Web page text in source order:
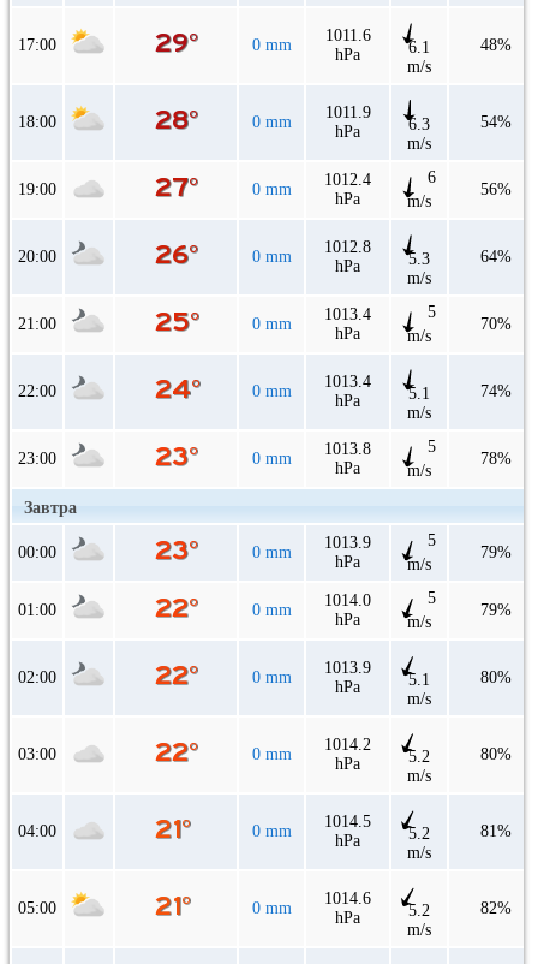
17:00 0 mm
1011.6
hPa
6.1
m/s
48%
18:00 0 mm
1011.9
hPa
6.3
m/s
54%
19:00 0 mm
1012.4
hPa
6
m/s
56%
20:00 0 mm
1012.8
hPa
5.3
m/s
64%
21:00 0 mm
1013.4
hPa
5
m/s
70%
22:00 0 mm
1013.4
hPa
5.1
m/s
74%
23:00 0 mm
1013.8
hPa
5
m/s
78%
Завтра
00:00 0 mm
1013.9
hPa
5
m/s
79%
01:00 0 mm
1014.0
hPa
5
m/s
79%
02:00 0 mm
1013.9
hPa
5.1
m/s
80%
03:00 0 mm
1014.2
hPa
5.2
m/s
80%
04:00 0 mm
1014.5
hPa
5.2
m/s
81%
05:00 0 mm
1014.6
hPa
5.2
m/s
82%